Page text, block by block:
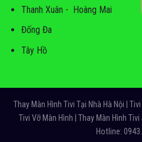
Thanh Xuân - Hoàng Mai
Đống Đa
Tây Hồ
Thay Màn Hình Tivi Tại Nhà Hà Nội |
Tivi Vỡ Màn Hình | Thay Màn Hình Tivi
Hotline: